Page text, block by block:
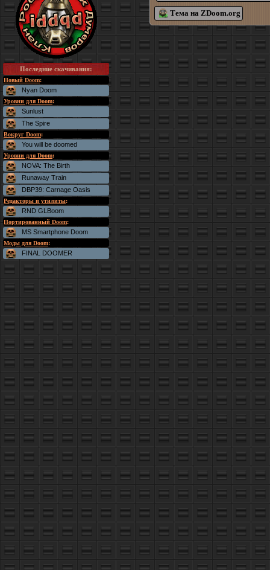
Последние скачивания:
Новый Doom:
Nyan Doom
Уровни для Doom:
Sunlust
The Spire
Вокруг Doom:
You will be doomed
Уровни для Doom:
NOVA: The Birth
Runaway Train
DBP39: Carnage Oasis
Редакторы и утилиты:
RND GLBoom
Портированный Doom:
MS Smartphone Doom
Моды для Doom:
FINAL DOOMER
Тема на ZDoom.org